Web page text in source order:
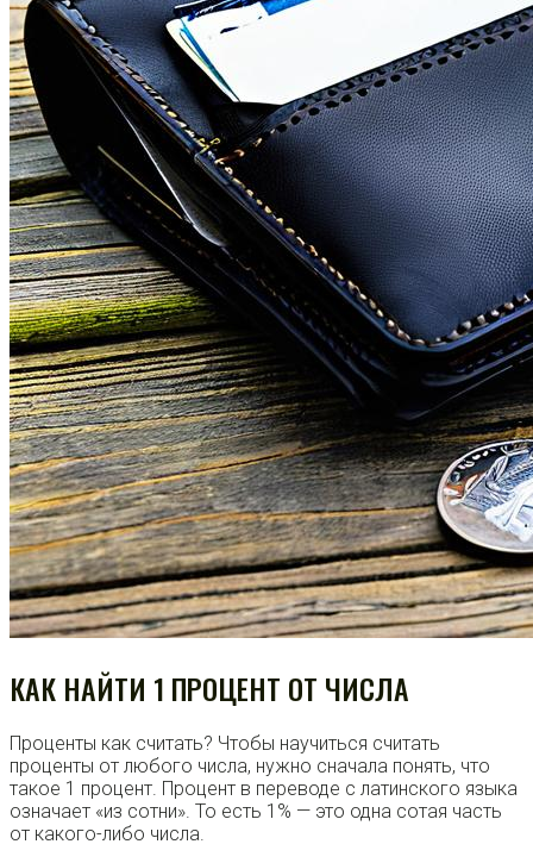
КАК НАЙТИ 1 ПРОЦЕНТ ОТ ЧИСЛА
Проценты как считать? Чтобы научиться считать
проценты от любого числа, нужно сначала понять, что
такое 1 процент. Процент в переводе с латинского языка
означает «из сотни». То есть 1% — это одна сотая часть
от какого-либо числа.